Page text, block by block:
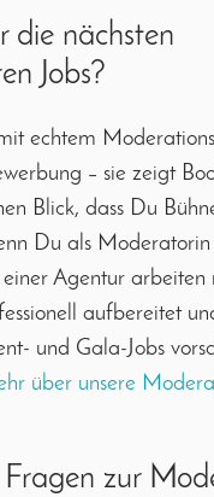
die nächsten
Jobs?
echtem
– sie zeigt
Blick, dass Du
Du als
Agentur arbeiten
aufbereitet
und Gala-Jobs
über unsere
zur